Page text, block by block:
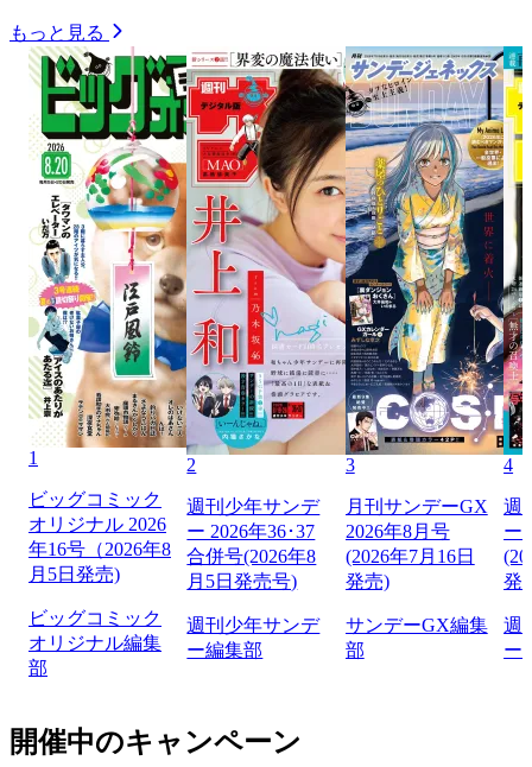
もっと見る
1
ビッグコミック
オリジナル 2026
年16号（2026年8
月5日発売)
ビッグコミック
オリジナル編集
部
2
週刊少年サンデ
ー 2026年36･37
合併号(2026年8
月5日発売号)
週刊少年サンデ
ー編集部
3
月刊サンデーGX
2026年8月号
(2026年7月16日
発売)
サンデーGX編集
部
4
週
ー
発
週
ー
開催中のキャンペーン